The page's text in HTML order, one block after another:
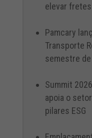
elevar
Pamcary
Transporte
semestre
Summit
apoia o
pilares ESG